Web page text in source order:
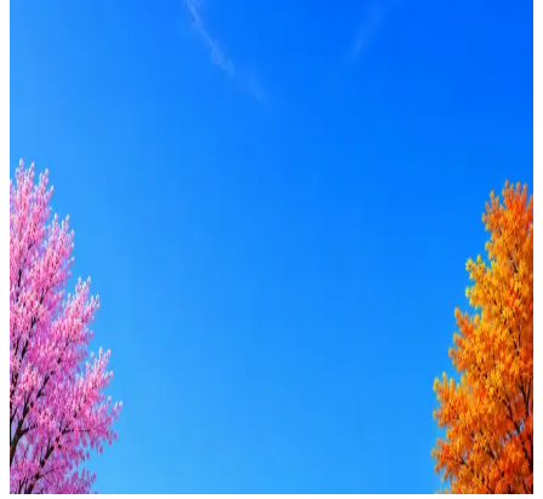
Оффер быстрее с Эйч
Будьте осторожны: если работодатель просит войти через
Google, iCloud или Госуслуги, прислать код или пароль,
запустить ПО или перевести деньги — это мошенники.
Жмите Пожаловаться